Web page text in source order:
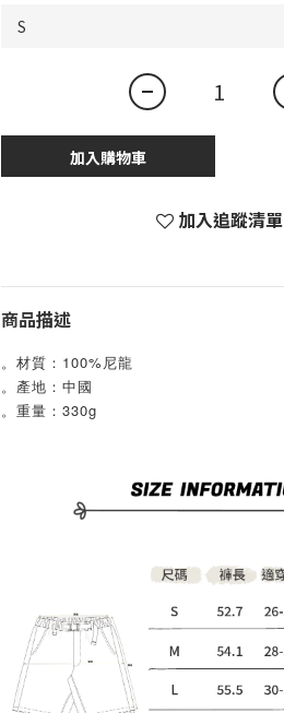
加入購物車
加入追蹤清單
商品描述
。材質：100%尼龍
。產地：中國
。重量：330g